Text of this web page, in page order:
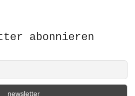
abonnieren